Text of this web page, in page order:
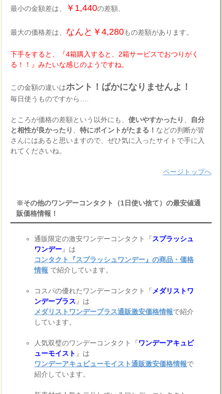
最小の金額差は、 ￥1,440の差額、
最大の価格差は、 なんと￥4,280もの差額があります。
下手をすると、『4箱購入すると、2箱サービスでおつりがく
る！！』みたいな感じのようですね。
この金額の違いはホント！ばかになりませんよ！
毎日使うものですから….
ところが価格の差額という以外にも、使いやすかったり
自分
と相性が良かったり
、特にポイントがたまる！ などの判断が皆
さんにはあると思いますので、ぜひ気に入ったサイトで手に入
れてくださいね。
ページトップへ
※その他のワンデーコンタクト（1日使い捨て）の最安値通
販価格情報！
通販限定の激安ワンデーコンタクト『スプラッシュ
ワンデー』は
コンタクト『スプラッシュワンデー』の商品・価格
情報 で紹介しています。
コスパの優れたワンデーコンタクト『 メダリストワ
ンデープラス 』は
メダリストワンデープラス通販激安価格情報で紹介
しています。
人気双璧のワンデーコンタクト『ワンデーアキュビ
ューモイスト 』は
ワンデーアキュビューモイスト通販激安価格情報で
紹介しています。